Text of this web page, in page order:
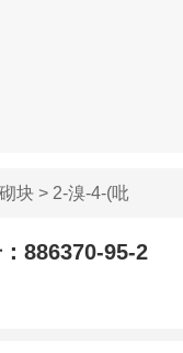
块> 2-溴-4-(吡
886370-95-2